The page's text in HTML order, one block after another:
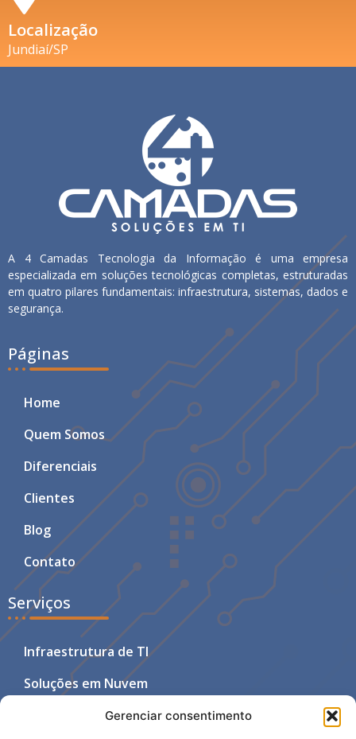
Gerenciar consentimento
Localização
Jundiaí/SP
A 4 Camadas Tecnologia da Informação é uma empresa
especializada em soluções tecnológicas completas, estruturadas
em quatro pilares fundamentais: infraestrutura, sistemas, dados e
segurança.
Páginas
Home
Quem Somos
Diferenciais
Clientes
Blog
Contato
Serviços
Infraestrutura de TI
Soluções em Nuvem
Segurança da Informação